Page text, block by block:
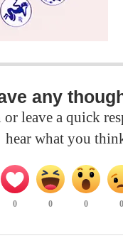
any
or leave a quick
hear what you
0 0 0